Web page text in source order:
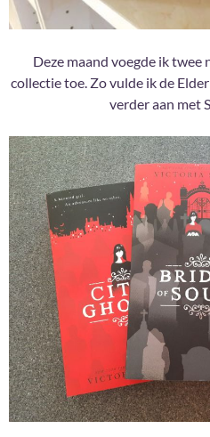
Deze maand voegde ik twee
collectie toe. Zo vulde ik de
verder aan met